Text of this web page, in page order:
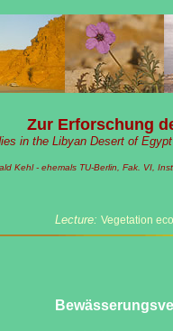
Zur Erforschung
in the Libyan Desert of
Kehl - ehemals TU-Berlin, Fak. VI,
Lecture: Vegetation